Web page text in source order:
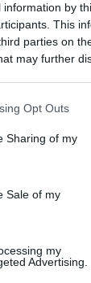
by
This
parties on
may further
app uses one
behaviour.
and its
purposes
Opt Outs
Sharing of my
Sale of my
my
Advertising.